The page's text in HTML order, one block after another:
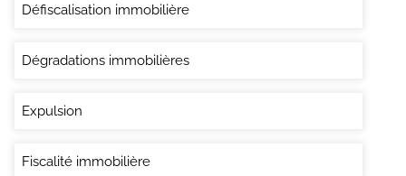
Défiscalisation immobilière
Dégradations immobilières
Expulsion
Fiscalité immobilière